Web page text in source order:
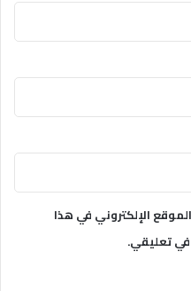
الإلكتروني في هذا
في تعليقي.